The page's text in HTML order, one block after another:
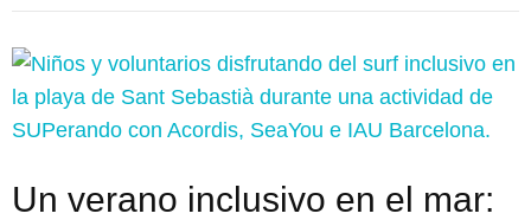
Un verano inclusivo en el mar: